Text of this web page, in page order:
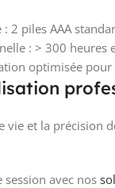
2 piles AAA
: > 300 heures
optimisée pour
vie et la précision
session avec nos